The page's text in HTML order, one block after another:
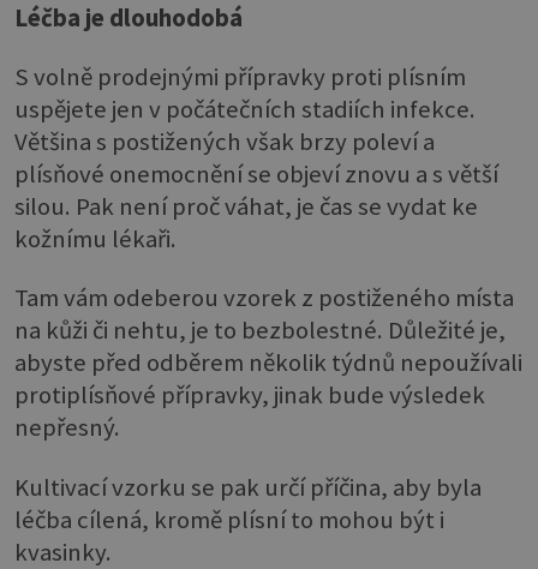
Léčba je dlouhodobá
S volně prodejnými přípravky proti plísním
uspějete jen v počátečních stadiích infekce.
Většina s postižených však brzy poleví a
plísňové onemocnění se objeví znovu a s větší
silou. Pak není proč váhat, je čas se vydat ke
kožnímu lékaři.
Tam vám odeberou vzorek z postiženého místa
na kůži či nehtu, je to bezbolestné. Důležité je,
abyste před odběrem několik týdnů nepoužívali
protiplísňové přípravky, jinak bude výsledek
nepřesný.
Kultivací vzorku se pak určí příčina, aby byla
léčba cílená, kromě plísní to mohou být i
kvasinky.